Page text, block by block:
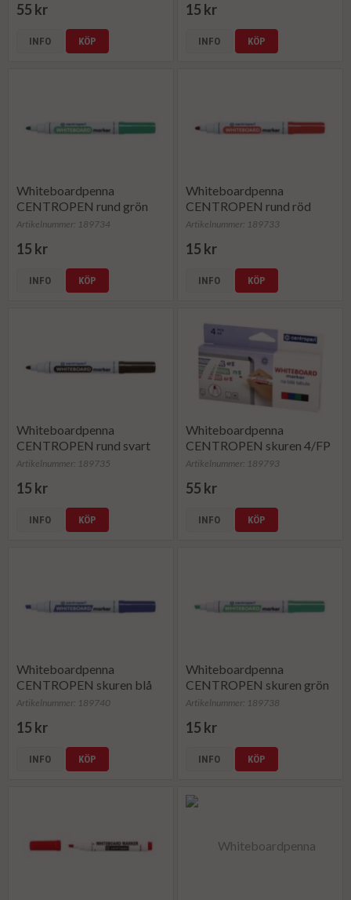
55 kr
INFO KÖP
15 kr
INFO KÖP
Whiteboardpenna
CENTROPEN rund grön
Artikelnummer: 189734
15 kr
INFO KÖP
Whiteboardpenna
CENTROPEN rund röd
Artikelnummer: 189733
15 kr
INFO KÖP
Whiteboardpenna
CENTROPEN rund svart
Artikelnummer: 189735
15 kr
INFO KÖP
Whiteboardpenna
CENTROPEN skuren 4/FP
Artikelnummer: 189793
55 kr
INFO KÖP
Whiteboardpenna
CENTROPEN skuren blå
Artikelnummer: 189740
15 kr
INFO KÖP
Whiteboardpenna
CENTROPEN skuren grön
Artikelnummer: 189738
15 kr
INFO KÖP